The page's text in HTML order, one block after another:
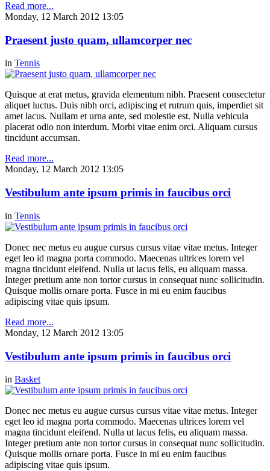
Read more...
Monday, 12 March 2012 13:05
Praesent justo quam, ullamcorper nec
in Tennis
Quisque at erat metus, gravida elementum nibh. Praesent consectetur
aliquet luctus. Duis nibh orci, adipiscing et rutrum quis, imperdiet sit
amet lacus. Nullam et urna ante, sed molestie est. Nulla vehicula
placerat odio non interdum. Morbi vitae enim orci. Aliquam cursus
tincidunt accumsan.
Read more...
Monday, 12 March 2012 13:05
Vestibulum ante ipsum primis in faucibus orci
in Tennis
Donec nec metus eu augue cursus cursus vitae vitae metus. Integer
eget leo id magna porta commodo. Maecenas ultrices lorem vel
magna tincidunt eleifend. Nulla ut lacus felis, eu aliquam massa.
Integer pretium ante non tortor cursus in consequat nunc sollicitudin.
Quisque mollis ornare porta. Fusce in mi eu enim faucibus
adipiscing vitae quis ipsum.
Read more...
Monday, 12 March 2012 13:05
Vestibulum ante ipsum primis in faucibus orci
in Basket
Donec nec metus eu augue cursus cursus vitae vitae metus. Integer
eget leo id magna porta commodo. Maecenas ultrices lorem vel
magna tincidunt eleifend. Nulla ut lacus felis, eu aliquam massa.
Integer pretium ante non tortor cursus in consequat nunc sollicitudin.
Quisque mollis ornare porta. Fusce in mi eu enim faucibus
adipiscing vitae quis ipsum.